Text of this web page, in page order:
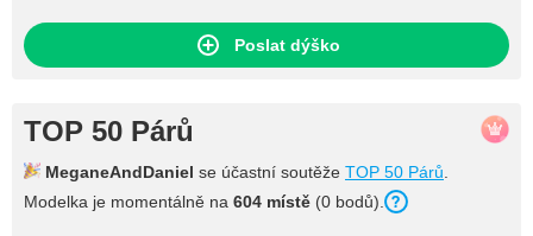
Poslat dýško
TOP 50 Párů
MeganeAndDaniel se účastní soutěže TOP 50 Párů
Modelka je momentálně na 604 místě (0 bodů).